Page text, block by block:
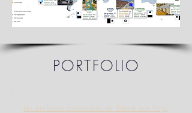
PORTFOLIO
Les enclaves ancestrales de
Baerle aux Pays-